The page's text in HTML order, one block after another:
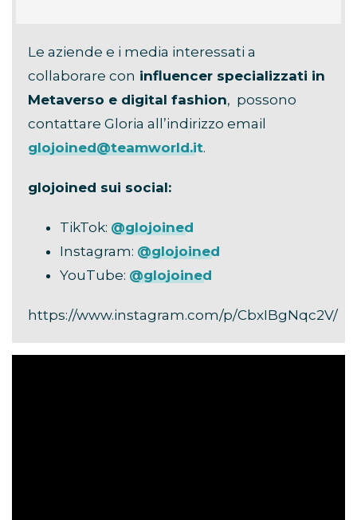
Le aziende e i media interessati a
collaborare con influencer specializzati in
Metaverso e digital fashion, possono
contattare Gloria all’indirizzo email
glojoined@teamworld.it.
glojoined sui social:
TikTok: @glojoined
Instagram: @glojoined
YouTube: @glojoined
https://www.instagram.com/p/CbxIBgNqc2V/